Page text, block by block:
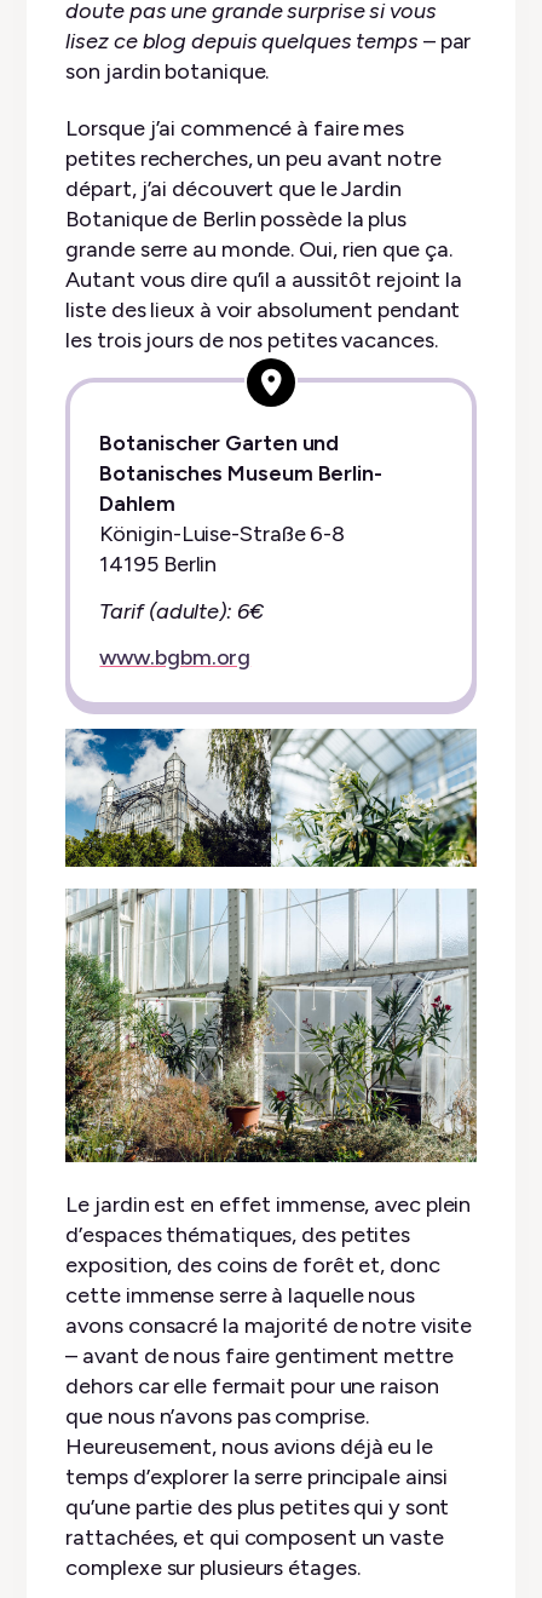
doute pas une grande surprise si vous
lisez ce blog depuis quelques temps – par
son jardin botanique.
Lorsque j’ai commencé à faire mes
petites recherches, un peu avant notre
départ, j’ai découvert que le Jardin
Botanique de Berlin possède la plus
grande serre au monde. Oui, rien que ça.
Autant vous dire qu’il a aussitôt rejoint la
liste des lieux à voir absolument pendant
les trois jours de nos petites vacances.
Botanischer Garten und
Botanisches Museum Berlin-
Dahlem
Königin-Luise-Straße 6-8
14195 Berlin
Tarif (adulte): 6€
www.bgbm.org
Le jardin est en effet immense, avec plein
d’espaces thématiques, des petites
exposition, des coins de forêt et, donc
cette immense serre à laquelle nous
avons consacré la majorité de notre visite
– avant de nous faire gentiment mettre
dehors car elle fermait pour une raison
que nous n’avons pas comprise.
Heureusement, nous avions déjà eu le
temps d’explorer la serre principale ainsi
qu’une partie des plus petites qui y sont
rattachées, et qui composent un vaste
complexe sur plusieurs étages.